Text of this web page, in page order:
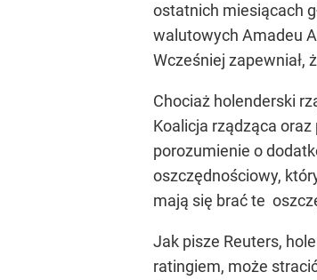
ostatnich miesiącach
walutowych Amadeu
Wcześniej zapewniał,
Chociaż holenderski
Koalicja rządząca
porozumienie o
oszczędnościowy,
mają się brać te
Jak pisze Reuters,
ratingiem, może